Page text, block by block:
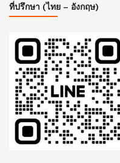
ที่ปรึกษา (ไทย – อังกฤษ)